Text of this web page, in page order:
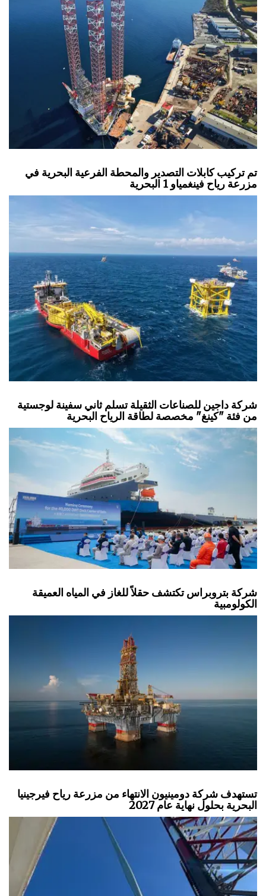
تم تركيب كابلات التصدير والمحطة الفرعية البحرية في
مزرعة رياح فينغمياو 1 البحرية
شركة داجين للصناعات الثقيلة تسلم ثاني سفينة لوجستية
من فئة "كينغ" مخصصة لطاقة الرياح البحرية
شركة بتروبراس تكتشف حقلاً للغاز في المياه العميقة
الكولومبية
تستهدف شركة دومينيون الانتهاء من مزرعة رياح فيرجينيا
البحرية بحلول نهاية عام 2027